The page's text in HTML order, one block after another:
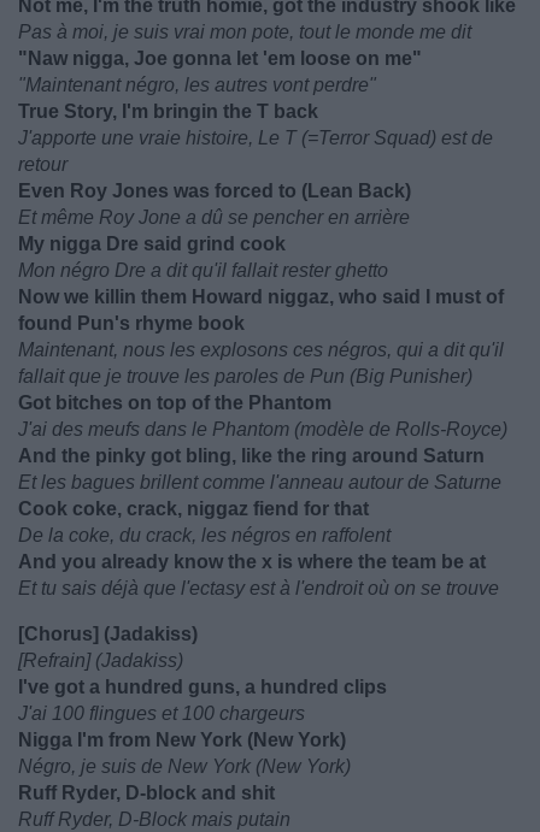
Not me, I'm the truth homie, got the industry shook like
Pas à moi, je suis vrai mon pote, tout le monde me dit
"Naw nigga, Joe gonna let 'em loose on me"
"Maintenant négro, les autres vont perdre"
True Story, I'm bringin the T back
J'apporte une vraie histoire, Le T (=Terror Squad) est de
retour
Even Roy Jones was forced to (Lean Back)
Et même Roy Jone a dû se pencher en arrière
My nigga Dre said grind cook
Mon négro Dre a dit qu'il fallait rester ghetto
Now we killin them Howard niggaz, who said I must of
found Pun's rhyme book
Maintenant, nous les explosons ces négros, qui a dit qu'il
fallait que je trouve les paroles de Pun (Big Punisher)
Got bitches on top of the Phantom
J'ai des meufs dans le Phantom (modèle de Rolls-Royce)
And the pinky got bling, like the ring around Saturn
Et les bagues brillent comme l'anneau autour de Saturne
Cook coke, crack, niggaz fiend for that
De la coke, du crack, les négros en raffolent
And you already know the x is where the team be at
Et tu sais déjà que l'ectasy est à l'endroit où on se trouve
[Chorus] (Jadakiss)
[Refrain] (Jadakiss)
I've got a hundred guns, a hundred clips
J'ai 100 flingues et 100 chargeurs
Nigga I'm from New York (New York)
Négro, je suis de New York (New York)
Ruff Ryder, D-block and shit
Ruff Ryder, D-Block mais putain